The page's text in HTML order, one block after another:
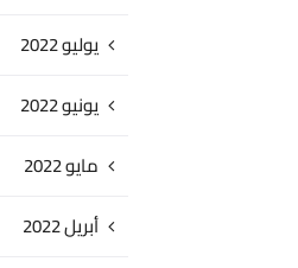
يوليو 2022
يونيو 2022
مايو 2022
أبريل 2022